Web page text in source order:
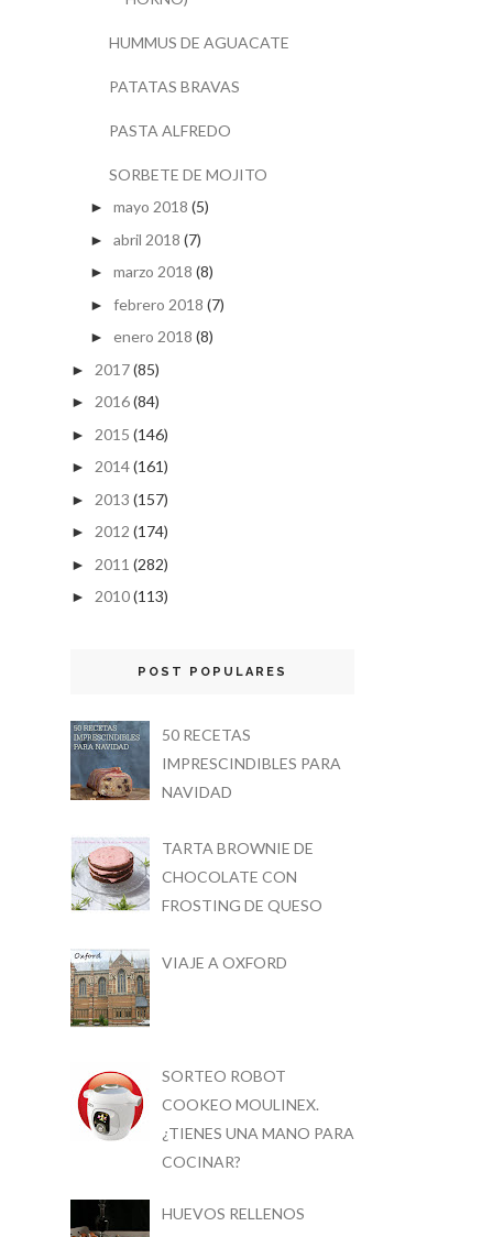
HUMMUS DE AGUACATE
PATATAS BRAVAS
PASTA ALFREDO
SORBETE DE MOJITO
► mayo 2018 (5)
► abril 2018 (7)
► marzo 2018 (8)
► febrero 2018 (7)
► enero 2018 (8)
► 2017(85)
► 2016(84)
► 2015 (146)
► 2014(161)
► 2013 (157)
► 2012 (174)
► 2011 (282)
► 2010(113)
POST POPULARES
50 RECETAS
IMPRESCINDIBLES PARA
NAVIDAD
TARTA BROWNIE DE
CHOCOLATE CON
FROSTING DE QUESO
VIAJE A OXFORD
SORTEO ROBOT
COOKEO MOULINEX.
¿TIENES UNA MANO PARA
COCINAR?
HUEVOS RELLENOS